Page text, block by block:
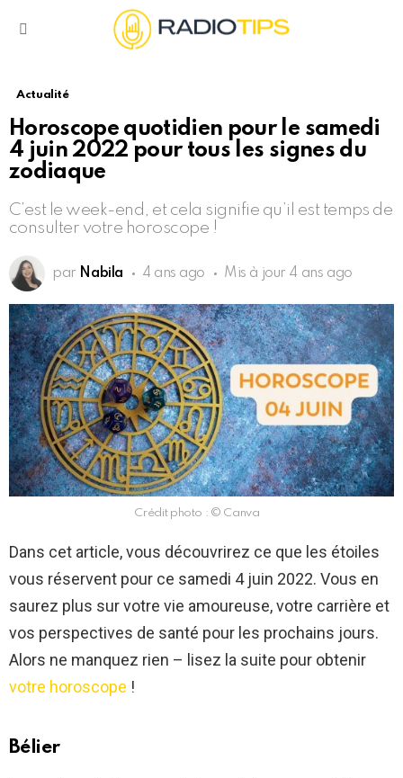
Actualité
Horoscope quotidien pour le samedi
4 juin 2022 pour tous les signes du
zodiaque
C’est le week-end, et cela signifie qu’il est temps de
consulter votre horoscope !
par Nabila 4 ans ago Mis à jour 4 ans ago
Crédit photo : © Canva
Dans cet article, vous découvrirez ce que les étoiles
vous réservent pour ce samedi 4 juin 2022. Vous en
saurez plus sur votre vie amoureuse, votre carrière et
vos perspectives de santé pour les prochains jours.
Alors ne manquez rien – lisez la suite pour obtenir
votre horoscope !
Bélier